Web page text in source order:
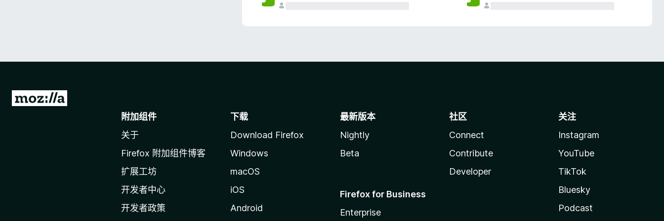
转
附加组件
关于
Firefox 附加组件博客
扩展工坊
开发者中心
开发者政策
下载
Download Firefox
Windows
macOS
iOS
Android
最新版本
Nightly
Beta
Firefox for Business
Enterprise
社区
Connect
Contribute
Developer
关注
Instagram
YouTube
TikTok
Bluesky
Podcast